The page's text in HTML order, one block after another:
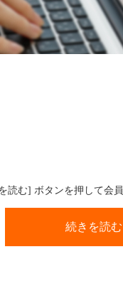
読む] ボタンを押して会
続きを読む